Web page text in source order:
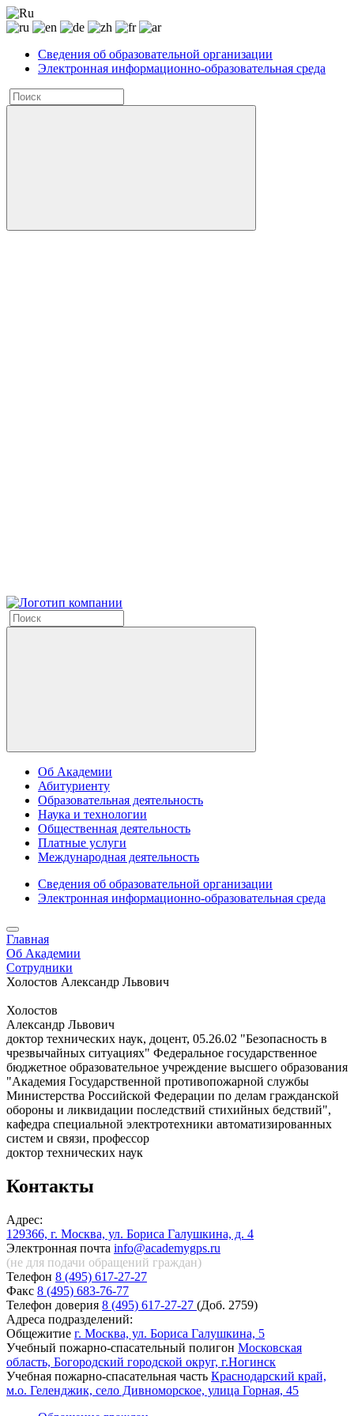
Сведения об образовательной организации
Электронная информационно-образовательная среда
Об Академии
Абитуриенту
Образовательная деятельность
Наука и технологии
Общественная деятельность
Платные услуги
Международная деятельность
Сведения об образовательной организации
Электронная информационно-образовательная среда
Главная
Об Академии
Сотрудники
Холостов Александр Львович
Холостов
Александр Львович
доктор технических наук, доцент, 05.26.02 "Безопасность в
чрезвычайных ситуациях" Федеральное государственное
бюджетное образовательное учреждение высшего образования
"Академия Государственной противопожарной службы
Министерства Российской Федерации по делам гражданской
обороны и ликвидации последствий стихийных бедствий",
кафедра специальной электротехники автоматизированных
систем и связи, профессор
доктор технических наук
Контакты
Адрес:
129366, г. Москва, ул. Бориса Галушкина, д. 4
Электронная почта info@academygps.ru
(не для подачи обращений граждан)
Телефон 8 (495) 617-27-27
Факс 8 (495) 683-76-77
Телефон доверия 8 (495) 617-27-27 (Доб. 2759)
Адреса подразделений:
Общежитие г. Москва, ул. Бориса Галушкина, 5
Учебный пожарно-спасательный полигон Московская
область, Богородский городской округ, г.Ногинск
Учебная пожарно-спасательная часть Краснодарский край,
м.о. Геленджик, село Дивноморское, улица Горная, 45